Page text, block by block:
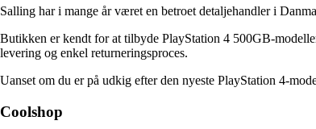
Salling har i mange år været en betroet detaljehandler i
Butikken er kendt for at tilbyde PlayStation 4 500GB-
levering og enkel returneringsproces.
Uanset om du er på udkig efter den nyeste PlayStation 4-
Coolshop